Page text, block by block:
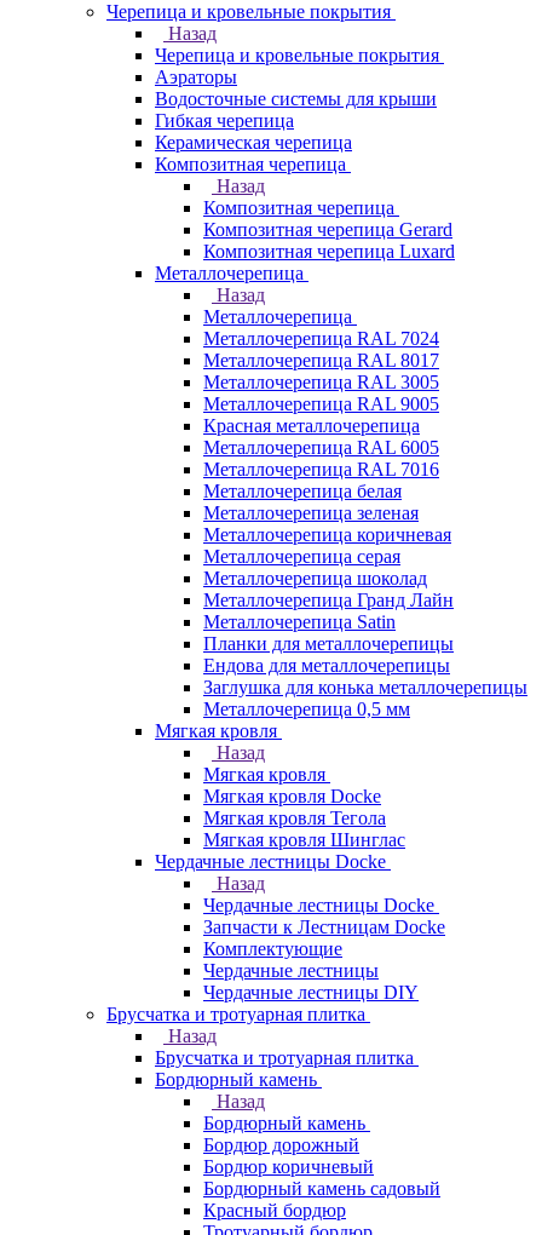
Черепица и кровельные покрытия
Назад
Черепица и кровельные покрытия
Аэраторы
Водосточные системы для крыши
Гибкая черепица
Керамическая черепица
Композитная черепица
Назад
Композитная черепица
Композитная черепица Gerard
Композитная черепица Luxard
Металлочерепица
Назад
Металлочерепица
Металлочерепица RAL 7024
Металлочерепица RAL 8017
Металлочерепица RAL 3005
Металлочерепица RAL 9005
Красная металлочерепица
Металлочерепица RAL 6005
Металлочерепица RAL 7016
Металлочерепица белая
Металлочерепица зеленая
Металлочерепица коричневая
Металлочерепица серая
Металлочерепица шоколад
Металлочерепица Гранд Лайн
Металлочерепица Satin
Планки для металлочерепицы
Ендова для металлочерепицы
Заглушка для конька металлочерепицы
Металлочерепица 0,5 мм
Мягкая кровля
Назад
Мягкая кровля
Мягкая кровля Docke
Мягкая кровля Тегола
Мягкая кровля Шинглас
Чердачные лестницы Docke
Назад
Чердачные лестницы Docke
Запчасти к Лестницам Docke
Комплектующие
Чердачные лестницы
Чердачные лестницы DIY
Брусчатка и тротуарная плитка
Назад
Брусчатка и тротуарная плитка
Бордюрный камень
Назад
Бордюрный камень
Бордюр дорожный
Бордюр коричневый
Бордюрный камень садовый
Красный бордюр